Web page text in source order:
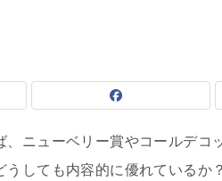
ニューベリー賞やコールデコ
しても内容的に優れているか